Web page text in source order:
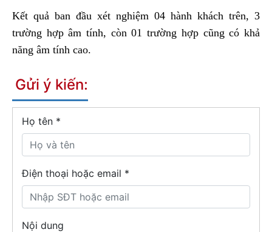
Kết quả ban đầu xét nghiệm 04 hành khách trên, 3
trường hợp âm tính, còn 01 trường hợp cũng có khả
năng âm tính cao.
Gửi ý kiến:
Họ tên *
Điện thoại hoặc email *
Nội dung